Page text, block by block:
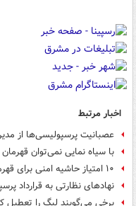
اخبار مرتبط
عصبانیت پرسپولیسی‌ها از
با سیاه نمایی نمی‌توان
۱۰ امتیاز حاشیه امنی برای قهرمانی نیست
نهادهای نظارتی به قرارداد
برخی می‌گویند لیگ را تعطیل